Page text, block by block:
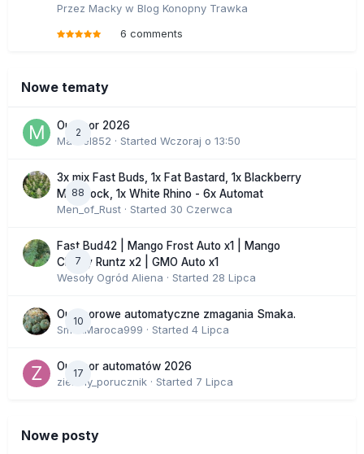
Przez Macky w Blog Konopny Trawka
6 comments
Nowe tematy
2
Outdoor 2026
Marcel852 · Started Wczoraj o 13:50
88
3x mix Fast Buds, 1x Fat Bastard, 1x Blackberry
Moonrock, 1x White Rhino - 6x Automat
Men_of_Rust · Started 30 Czerwca
7
Fast Bud42 | Mango Frost Auto x1 | Mango
Cherry Runtz x2 | GMO Auto x1
Wesoły Ogród Aliena · Started 28 Lipca
10
Outdoorowe automatyczne zmagania Smaka.
SmakMaroca999 · Started 4 Lipca
17
Outdoor automatów 2026
zielony_porucznik · Started 7 Lipca
Nowe posty